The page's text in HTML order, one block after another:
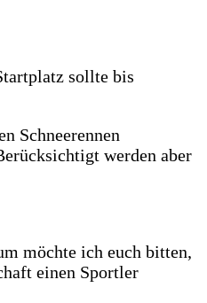
sollte bis
Schneerennen
werden aber
möchte ich euch bitten,
einen Sportler